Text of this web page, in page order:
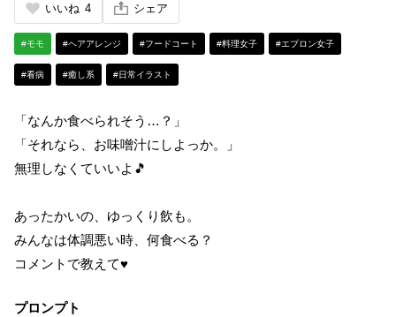
いいね 4 シェア
#モモ #ヘアアレンジ #フードコート #料理女子 #エプロン女子
#看病 #癒し系 #日常イラスト
「なんか食べられそう…？」
「それなら、お味噌汁にしよっか。」
無理しなくていいよ🎵
あったかいの、ゆっくり飲も。
みんなは体調悪い時、何食べる？
コメントで教えて♥
プロンプト